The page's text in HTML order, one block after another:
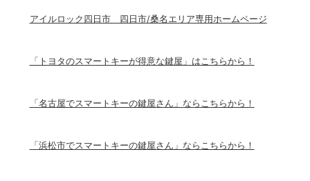
アイルロック四日市 四日市/桑名エリア専用ホームページ
「トヨタのスマートキーが得意な鍵屋」はこちらから！
「名古屋でスマートキーの鍵屋さん」ならこちらから！
「浜松市でスマートキーの鍵屋さん」ならこちらから！